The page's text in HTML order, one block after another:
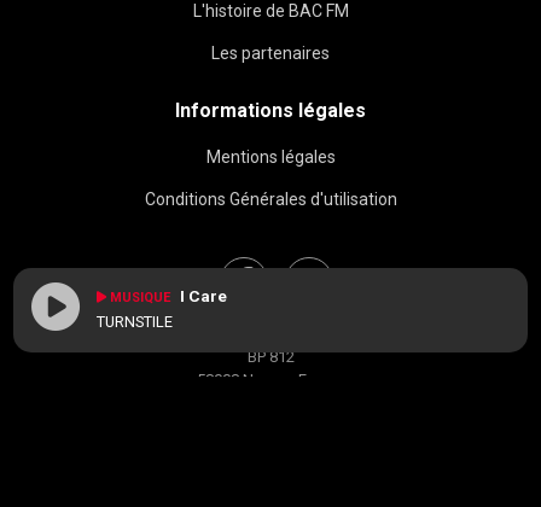
L'histoire de BAC FM
Les partenaires
Informations légales
Mentions légales
Conditions Générales d'utilisation
BP 812
58008 Nevers, France
MUSIQUE I Care
TURNSTILE